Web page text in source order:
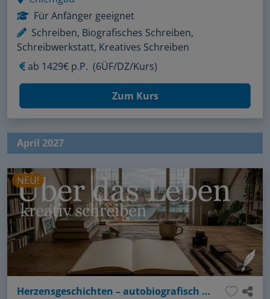
Für Anfänger geeignet
Schreiben, Biografisches Schreiben,
Schreibwerkstatt, Kreatives Schreiben
ab 1429€ p.P. (6ÜF/DZ/Kurs)
Zum Kurs
April 2027
NEU!
Herzensgeschichten – autobiografisch & kreativ